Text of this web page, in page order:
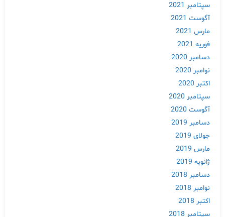
سپتامبر 2021
آگوست 2021
مارس 2021
فوریه 2021
دسامبر 2020
نوامبر 2020
اکتبر 2020
سپتامبر 2020
آگوست 2020
دسامبر 2019
جولای 2019
مارس 2019
ژانویه 2019
دسامبر 2018
نوامبر 2018
اکتبر 2018
سپتامبر 2018